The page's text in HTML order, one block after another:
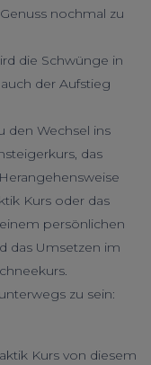
nochmal zu
die Schwünge in
der Aufstieg
den Wechsel ins
das
Kurs oder das
persönlichen
das Umsetzen im
zu sein:
Kurs von diesem